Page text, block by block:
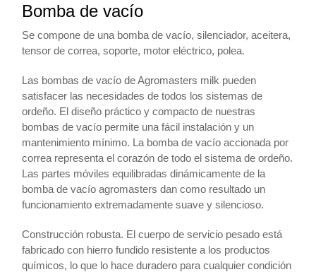
Bomba de vacío
Se compone de una bomba de vacío, silenciador, aceitera,
tensor de correa, soporte, motor eléctrico, polea.
Las bombas de vacío de Agromasters milk pueden
satisfacer las necesidades de todos los sistemas de
ordeño. El diseño práctico y compacto de nuestras
bombas de vacío permite una fácil instalación y un
mantenimiento mínimo. La bomba de vacío accionada por
correa representa el corazón de todo el sistema de ordeño.
Las partes móviles equilibradas dinámicamente de la
bomba de vacío agromasters dan como resultado un
funcionamiento extremadamente suave y silencioso.
Construcción robusta. El cuerpo de servicio pesado está
fabricado con hierro fundido resistente a los productos
químicos, lo que lo hace duradero para cualquier condición